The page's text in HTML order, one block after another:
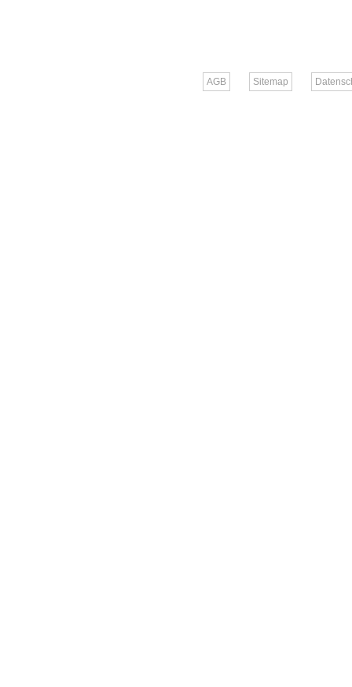
AGB Sitemap